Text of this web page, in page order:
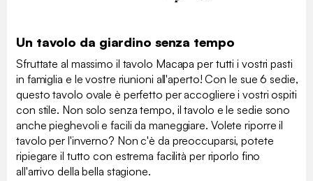
Un tavolo da giardino senza tempo
Sfruttate al massimo il tavolo Macapa per tutti i vostri pasti
in famiglia e le vostre riunioni all'aperto! Con le sue 6 sedie,
questo tavolo ovale è perfetto per accogliere i vostri ospiti
con stile. Non solo senza tempo, il tavolo e le sedie sono
anche pieghevoli e facili da maneggiare. Volete riporre il
tavolo per l'inverno? Non c'è da preoccuparsi, potete
ripiegare il tutto con estrema facilità per riporlo fino
all'arrivo della bella stagione.